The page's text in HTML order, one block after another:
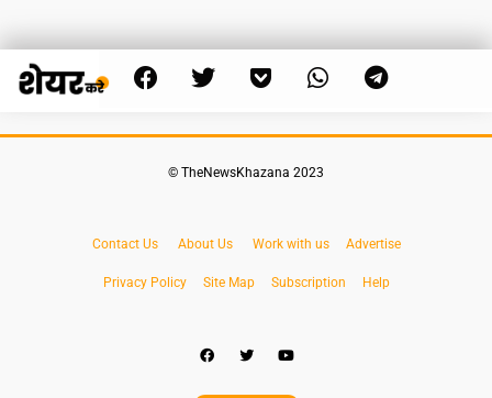
© TheNewsKhazana 2023
Contact Us About Us Work with us Advertise
Privacy Policy Site Map Subscription Help